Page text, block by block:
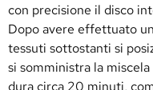
con precisione il disco
Dopo avere effettuato
tessuti sottostanti si
si somministra la
dura circa 20 minuti,